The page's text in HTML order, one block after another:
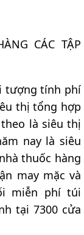
CÁC TẬP
tượng tính phí
thị tổng hợp
là siêu thị
nay là siêu
thuốc hàng
may mặc và
miễn phí túi
tại 7300 cửa